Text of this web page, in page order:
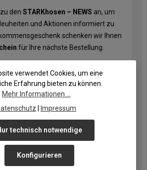
den STARKhosen – NEWS an, um
und Aktionen informiert zu
schenken wir Ihnen
für Ihre nächste Bestellung.
zur Kenntnis
(*) markierten Felder sind Pflichtfelder.
verwendet Cookies, um eine
Erfahrung bieten zu können.
Mehr Informationen ...
Impressum
technisch notwendige
Konfigurieren